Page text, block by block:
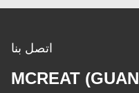
اتصل بنا
MCREAT